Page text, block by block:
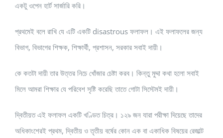
একটু ওপেন হার্ট সার্জারি করি।
প্রথমেই বলে রাখি যে এটি একটি disastrous ফলাফল। এই ফলাফলের জন্য
বিভাগ, বিভাগের শিক্ষক, শিক্ষার্থী, প্রশাসন, সরকার সবাই দায়ী।
কে কতটা দায়ী তার উত্তর নিচে খোঁজার চেষ্টা করব। কিন্তু মুদ্দা কথা হলো সবাই
মিলে আমরা শিক্ষার যে পরিবেশ সৃষ্টি করেছি তাতে গোটা সিস্টেমই দায়ী।
দ্বিতীয়ত এই ফলাফল একটি খণ্ডিত চিত্র। ১২৯ জন যারা পরীক্ষা দিয়েছে তাদের
অধিকাংশেরই প্রথম, দ্বিতীয় ও তৃতীয় বর্ষের কোন এক বা একাধিক বিষয়ের রেজাল্ট